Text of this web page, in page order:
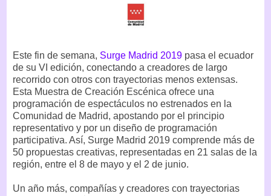
Este fin de semana, Surge Madrid 2019 pasa el ecuador
de su VI edición, conectando a creadores de largo
recorrido con otros con trayectorias menos extensas.
Esta Muestra de Creación Escénica ofrece una
programación de espectáculos no estrenados en la
Comunidad de Madrid, apostando por el principio
representativo y por un diseño de programación
participativa. Así, Surge Madrid 2019 comprende más de
50 propuestas creativas, representadas en 21 salas de la
región, entre el 8 de mayo y el 2 de junio.
Un año más, compañías y creadores con trayectorias